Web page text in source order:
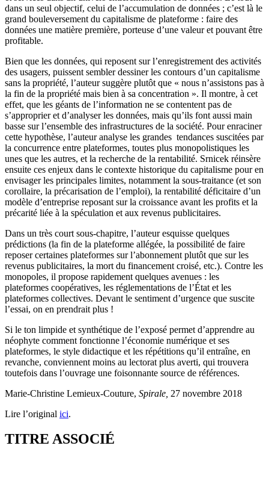
dans un seul objectif, celui de l’accumulation de données ; c’est là le
grand bouleversement du capitalisme de plateforme : faire des
données une matière première, porteuse d’une valeur et pouvant être
profitable.
Bien que les données, qui reposent sur l’enregistrement des activités
des usagers, puissent sembler dessiner les contours d’un capitalisme
sans la propriété, l’auteur suggère plutôt que « nous n’assistons pas à
la fin de la propriété mais bien à sa concentration ». Il montre, à cet
effet, que les géants de l’information ne se contentent pas de
s’approprier et d’analyser les données, mais qu’ils font aussi main
basse sur l’ensemble des infrastructures de la société. Pour enraciner
cette hypothèse, l’auteur analyse les grandes tendances suscitées par
la concurrence entre plateformes, toutes plus monopolistiques les
unes que les autres, et la recherche de la rentabilité. Srnicek réinsère
ensuite ces enjeux dans le contexte historique du capitalisme pour en
envisager les principales limites, notamment la sous-traitance (et son
corollaire, la précarisation de l’emploi), la rentabilité déficitaire d’un
modèle d’entreprise reposant sur la croissance avant les profits et la
précarité liée à la spéculation et aux revenus publicitaires.
Dans un très court sous-chapitre, l’auteur esquisse quelques
prédictions (la fin de la plateforme allégée, la possibilité de faire
reposer certaines plateformes sur l’abonnement plutôt que sur les
revenus publicitaires, la mort du financement croisé, etc.). Contre les
monopoles, il propose rapidement quelques avenues : les
plateformes coopératives, les réglementations de l’État et les
plateformes collectives. Devant le sentiment d’urgence que suscite
l’essai, on en prendrait plus !
Si le ton limpide et synthétique de l’exposé permet d’apprendre au
néophyte comment fonctionne l’économie numérique et ses
plateformes, le style didactique et les répétitions qu’il entraîne, en
revanche, conviennent moins au lectorat plus averti, qui trouvera
toutefois dans l’ouvrage une foisonnante source de références.
Marie-Christine Lemieux-Couture, Spirale, 27 novembre 2018
Lire l’original ici.
TITRE ASSOCIÉ